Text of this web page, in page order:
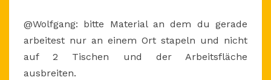
@Wolfgang: bitte Material an dem du gerade
arbeitest nur an einem Ort stapeln und nicht
auf 2 Tischen und der Arbeitsfläche
ausbreiten.